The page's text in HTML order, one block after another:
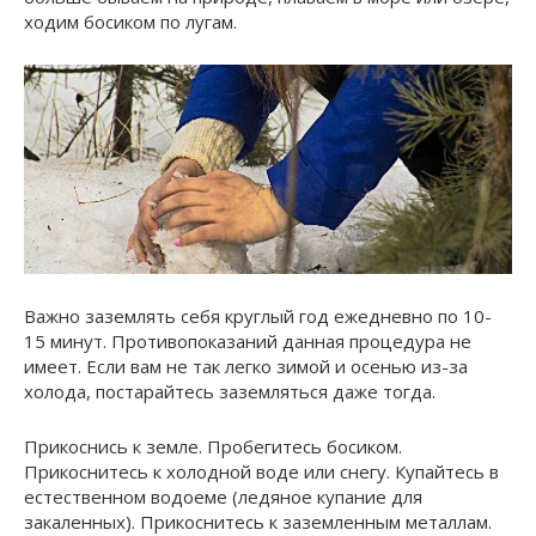
ходим босиком по лугам.
Важно заземлять себя круглый год ежедневно по 10-
15 минут. Противопоказаний данная процедура не
имеет. Если вам не так легко зимой и осенью из-за
холода, постарайтесь заземляться даже тогда.
Прикоснись к земле. Пробегитесь босиком.
Прикоснитесь к холодной воде или снегу. Купайтесь в
естественном водоеме (ледяное купание для
закаленных). Прикоснитесь к заземленным металлам.